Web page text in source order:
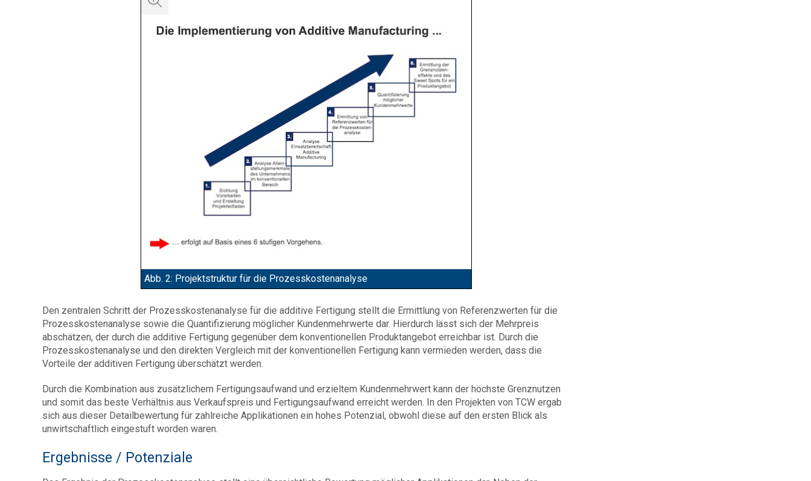
Abb. 2: Projektstruktur für die Prozesskostenanalyse
Den zentralen Schritt der Prozesskostenanalyse für die additive Fertigung stellt die Ermittlung von Referenzwerten für die
Prozesskostenanalyse sowie die Quantifizierung möglicher Kundenmehrwerte dar. Hierdurch lässt sich der Mehrpreis
abschätzen, der durch die additive Fertigung gegenüber dem konventionellen Produktangebot erreichbar ist. Durch die
Prozesskostenanalyse und den direkten Vergleich mit der konventionellen Fertigung kann vermieden werden, dass die
Vorteile der additiven Fertigung überschätzt werden.
Durch die Kombination aus zusätzlichem Fertigungsaufwand und erzieltem Kundenmehrwert kann der höchste Grenznutzen
und somit das beste Verhältnis aus Verkaufspreis und Fertigungsaufwand erreicht werden. In den Projekten von TCW ergab
sich aus dieser Detailbewertung für zahlreiche Applikationen ein hohes Potenzial, obwohl diese auf den ersten Blick als
unwirtschaftlich eingestuft worden waren.
Ergebnisse / Potenziale